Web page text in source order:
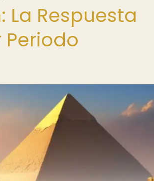
Respuesta
Periodo